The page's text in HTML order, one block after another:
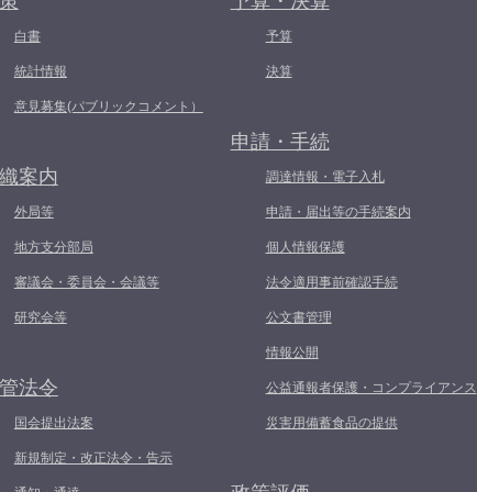
白書
統計情報
意見募集(パブリックコメント）
案内
外局等
地方支分部局
審議会・委員会・会議等
研究会等
法令
国会提出法案
新規制定・改正法令・告示
予算
決算
申請・手続
調達情報・電子入札
申請・届出等の手続案内
個人情報保護
法令適用事前確認手続
公文書管理
情報公開
公益通報者保護・コンプライアンス
災害用備蓄食品の提供